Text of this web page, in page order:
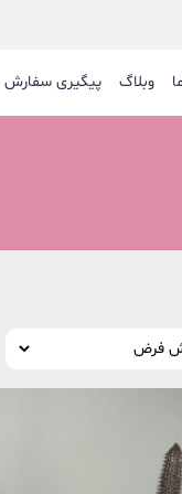
وبلاگ پیگیری سفارش